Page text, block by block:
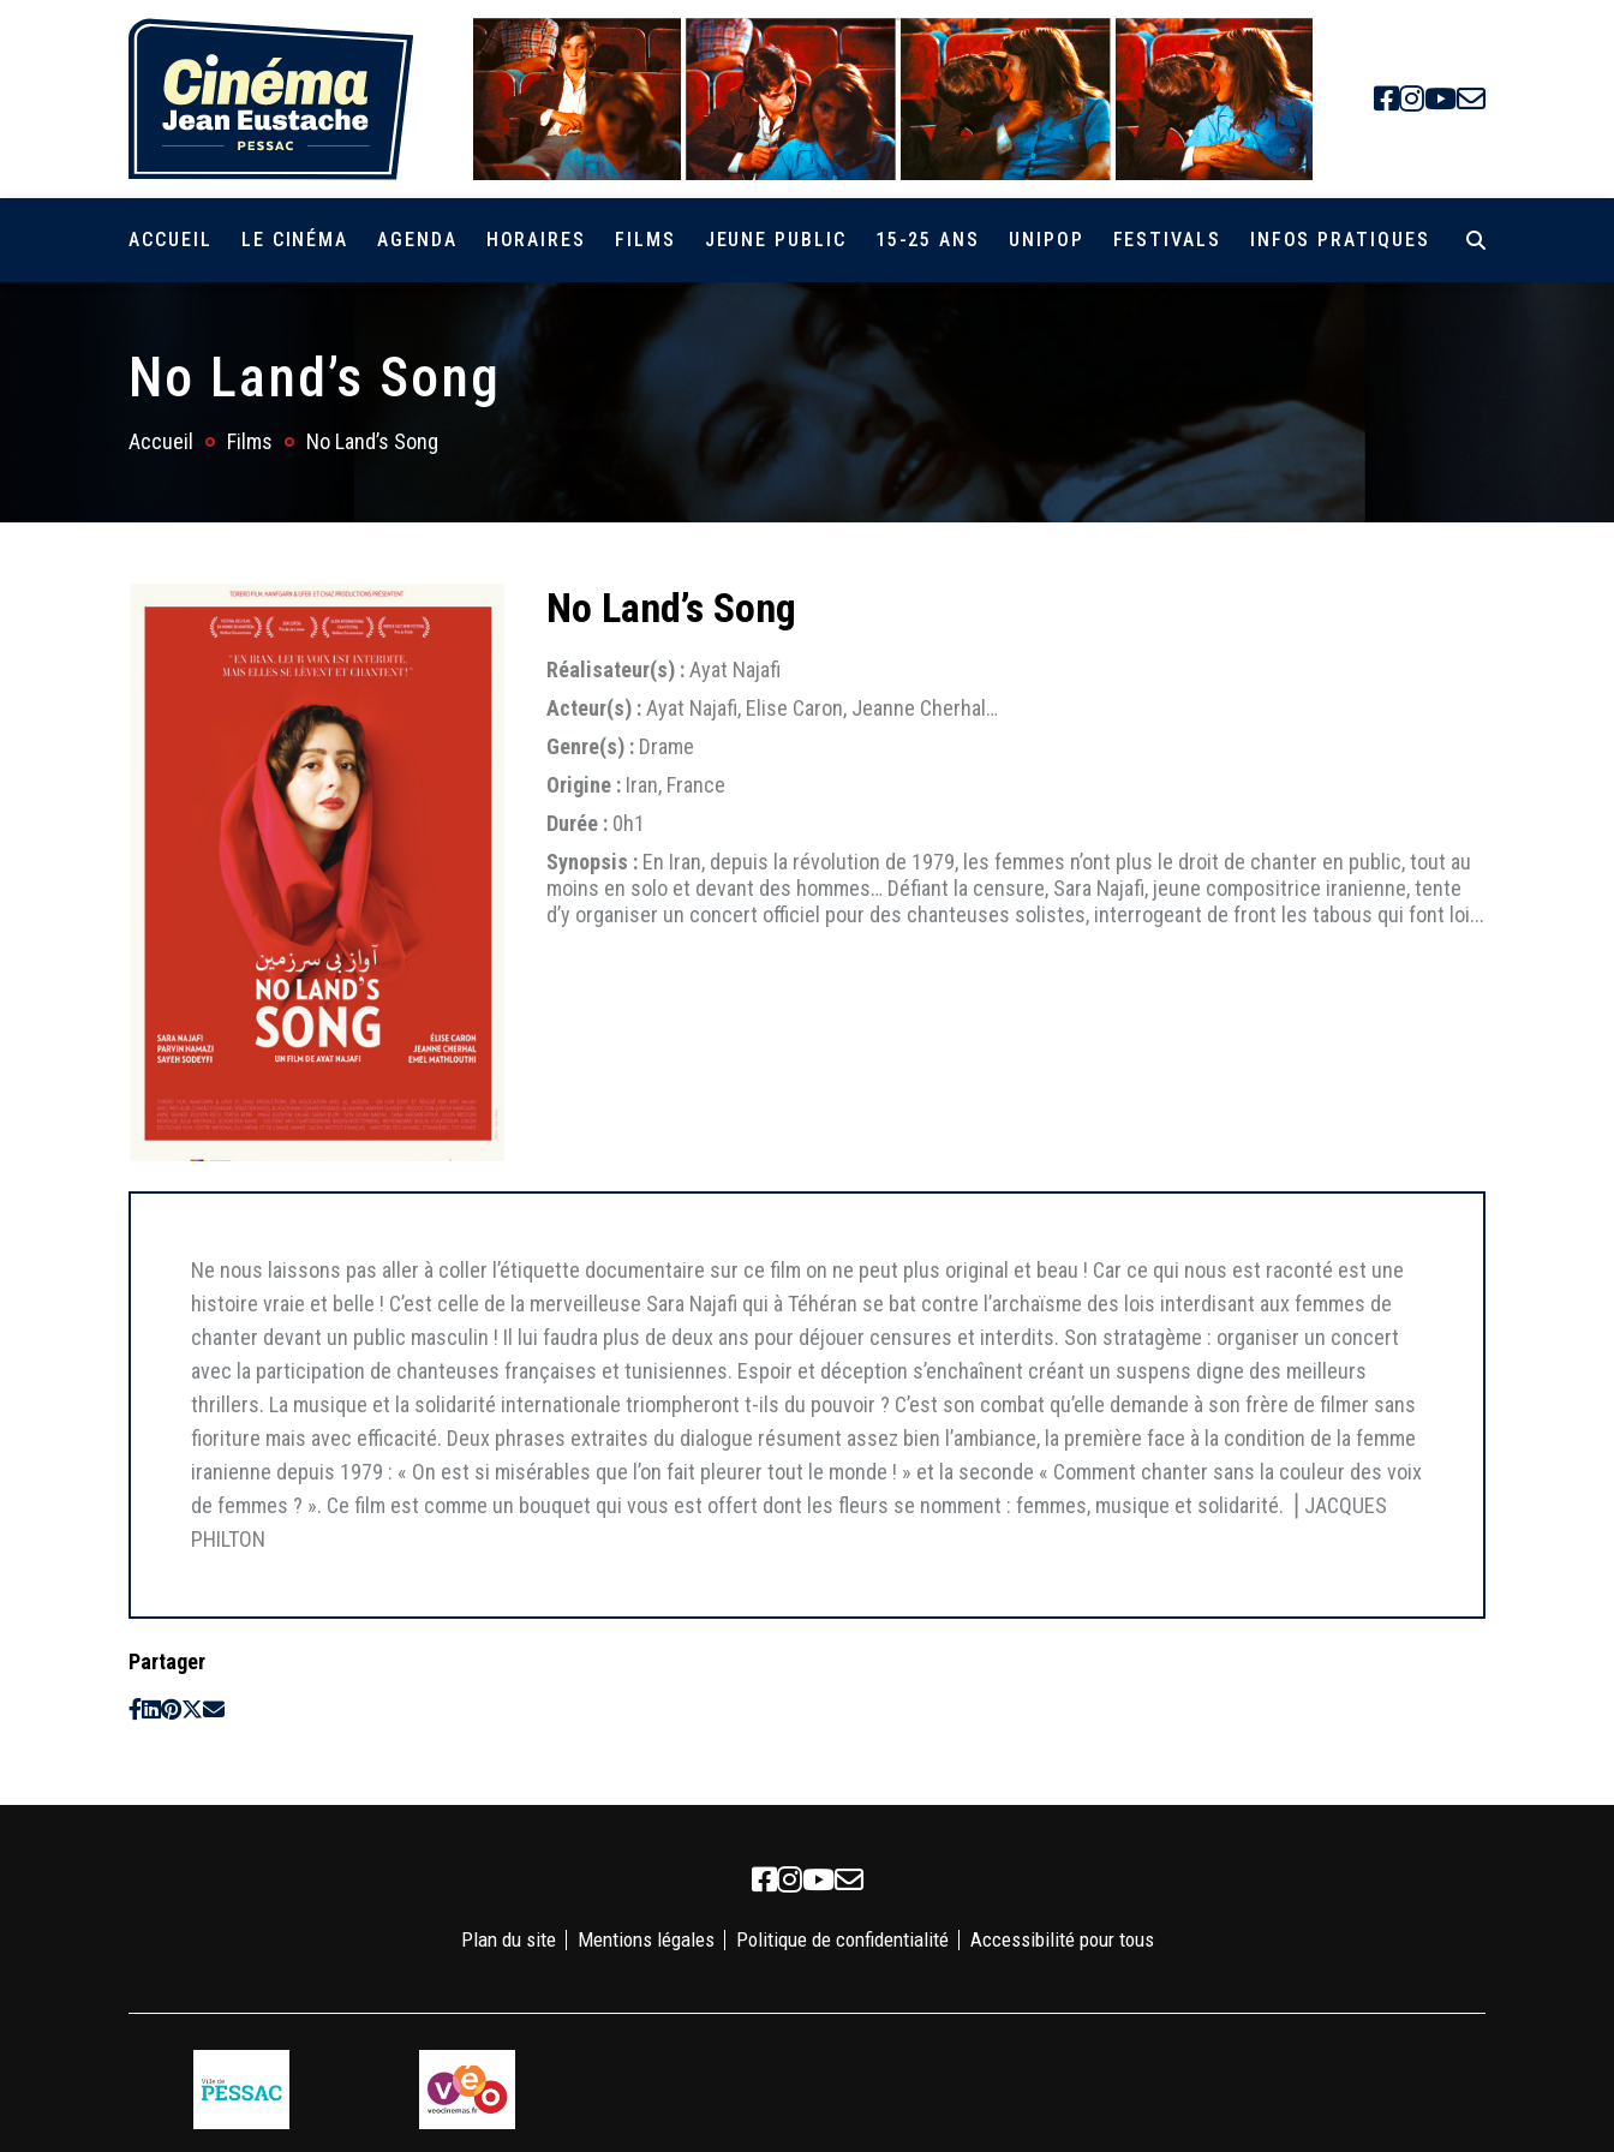
Facebook
Instagram
Youtube
ACCUEIL LE CINÉMA AGENDA HORAIRES FILMS JEUNE PUBLIC 15-25 ANS UNIPOP FESTIVALS INFOS PRATIQUES
No Land’s Song
Accueil Films No Land’s Song
No Land’s Song
Réalisateur(s) :Ayat Najafi
Acteur(s) :Ayat Najafi, Elise Caron, Jeanne Cherhal…
Genre(s) : Drame
Origine : Iran, France
Durée : 0h1
Synopsis : En Iran, depuis la révolution de 1979, les femmes n’ont plus le droit de chanter en public, tout au
moins en solo et devant des hommes… Défiant la censure, Sara Najafi, jeune compositrice iranienne, tente
d’y organiser un concert officiel pour des chanteuses solistes, interrogeant de front les tabous qui font loi...
Ne nous laissons pas aller à coller l’étiquette documentaire sur ce film on ne peut plus original et beau ! Car ce qui nous est raconté est une
histoire vraie et belle ! C’est celle de la merveilleuse Sara Najafi qui à Téhéran se bat contre l’archaïsme des lois interdisant aux femmes de
chanter devant un public masculin ! Il lui faudra plus de deux ans pour déjouer censures et interdits. Son stratagème : organiser un concert
avec la participation de chanteuses françaises et tunisiennes. Espoir et déception s’enchaînent créant un suspens digne des meilleurs
thrillers. La musique et la solidarité internationale triompheront t-ils du pouvoir ? C’est son combat qu’elle demande à son frère de filmer sans
fioriture mais avec efficacité. Deux phrases extraites du dialogue résument assez bien l’ambiance, la première face à la condition de la femme
iranienne depuis 1979 : « On est si misérables que l’on fait pleurer tout le monde ! » et la seconde « Comment chanter sans la couleur des voix
de femmes ? ». Ce film est comme un bouquet qui vous est offert dont les fleurs se nomment : femmes, musique et solidarité. ⎥ JACQUES
PHILTON
Partager
Facebook
Instagram
Youtube
Newsletter
Plan du site Mentions légales Politique de confidentialité Accessibilité pour tous